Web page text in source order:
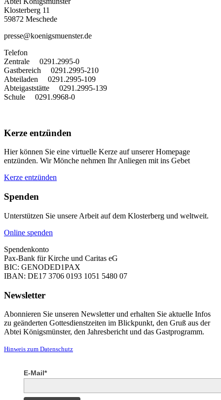
Klosterberg 11
59872 Meschede
presse@koenigsmuenster.de
Telefon
Zentrale 0291.2995-0
Gastbereich 0291.2995-210
Abteiladen 0291.2995-109
Abteigaststätte 0291.2995-139
Schule 0291.9968-0
Kerze entzünden
Hier können Sie eine virtuelle Kerze auf unserer Homepage
entzünden. Wir Mönche nehmen Ihr Anliegen mit ins Gebet
Kerze entzünden
Spenden
Unterstützen Sie unsere Arbeit auf dem Klosterberg und weltweit.
Online spenden
Spendenkonto
Pax-Bank für Kirche und Caritas eG
BIC: GENODED1PAX
IBAN: DE17 3706 0193 1051 5480 07
Newsletter
Abonnieren Sie unseren Newsletter und erhalten Sie aktuelle Infos
zu geänderten Gottesdienstzeiten im Blickpunkt, den Gruß aus der
Abtei Königsmünster, den Jahresbericht und das Gastprogramm.
Hinweis zum Datenschutz
E-Mail*